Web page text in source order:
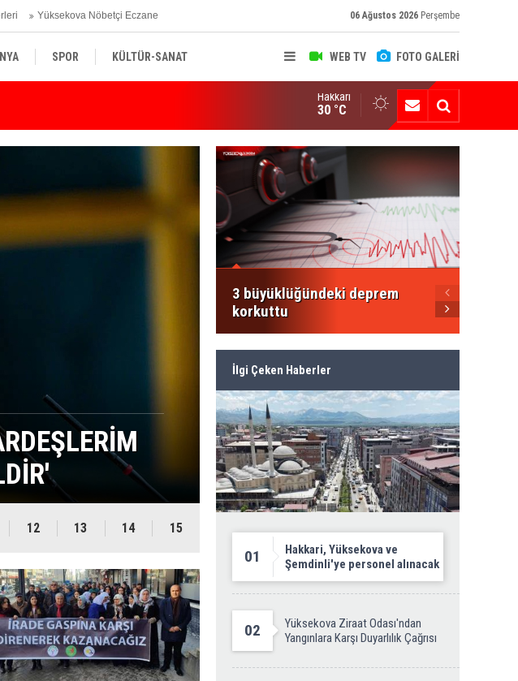
Yüksekova Nöbetçi Eczane 06 Ağustos 2026 Perşembe
WEB TV FOTO GALERİ
SPOR KÜLTÜR-SANAT
Yüksekova'nın Sanayi Geleceği Masaya Yatırıldı
Hakkari
30 °C
OLDU
ZEYDAN'A VERİLEN
12 13 14 15
3 büyüklüğündeki deprem
korkuttu
İlgi Çeken Haberler
01
Hakkari, Yüksekova ve
Şemdinli'ye personel alınacak
02
Yüksekova Ziraat Odası'ndan
Yangınlara Karşı Duyarlılık Çağrısı